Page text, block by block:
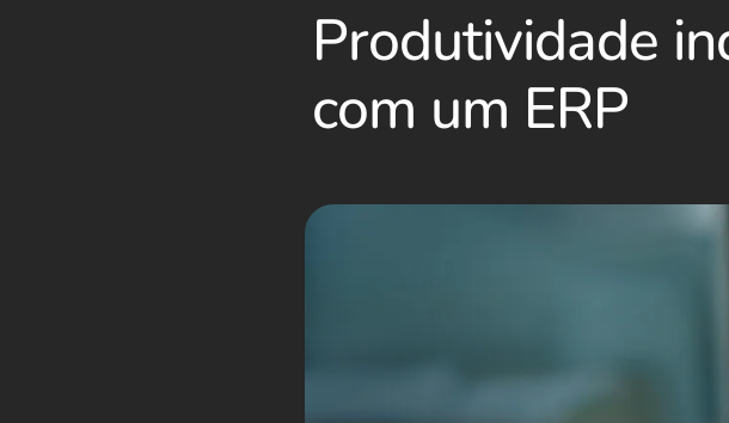
Produtividade
com um ERP